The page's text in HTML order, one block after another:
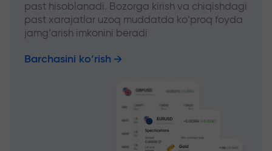
past hisoblanadi. Bozorga kirish va chiqishdagi
past xarajatlar uzoq muddatda ko‘proq foyda
jamg‘arish imkonini beradi
Barchasini ko‘rish